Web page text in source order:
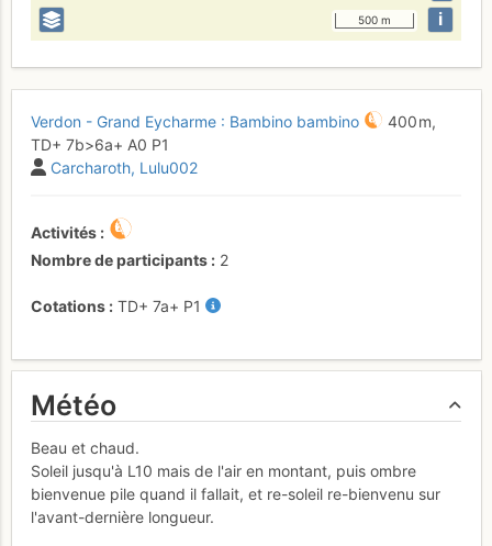
500 m i
Verdon - Grand Eycharme : Bambino bambino
400 m,
TD+ 7b>6a+ A0 P1
Carcharoth Lulu002
Activités
Nombre de participants
2
Cotations TD+ 7a+ P1
Météo
Beau et chaud.
Soleil jusqu'à L10 mais de l'air en montant, puis ombre
bienvenue pile quand il fallait, et re-soleil re-bienvenu sur
l'avant-dernière longueur.